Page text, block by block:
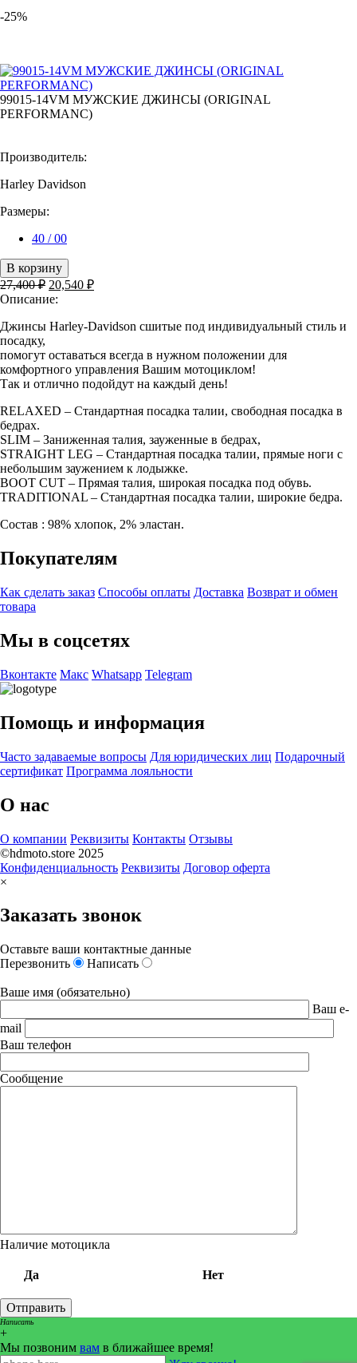
-25%
99015-14VM МУЖСКИЕ ДЖИНСЫ (ORIGINAL
PERFORMANC)
Производитель:
Harley Davidson
Размеры:
40 / 00
В корзину
27,400₽ 20,540 ₽
Описание:
Джинсы Harley-Davidson сшитые под индивидуальный стиль и
посадку,
помогут оставаться всегда в нужном положении для
комфортного управления Вашим мотоциклом!
Так и отлично подойдут на каждый день!
RELAXED – Стандартная посадка талии, свободная посадка в
бедрах.
SLIM – Заниженная талия, зауженные в бедрах,
STRAIGHT LEG – Стандартная посадка талии, прямые ноги с
небольшим заужением к лодыжке.
BOOT CUT – Прямая талия, широкая посадка под обувь.
TRADITIONAL – Стандартная посадка талии, широкие бедра.
Состав : 98% хлопок, 2% эластан.
Покупателям
Как сделать заказ Способы оплаты Доставка Возврат и обмен
товара
Мы в соцсетях
Вконтакте Макс Whatsapp Telegram
Помощь и информация
Часто задаваемые вопросы Для юридических лиц Подарочный
сертификат Программа лояльности
О нас
О компании Реквизиты Контакты Отзывы
©hdmoto.store 2025
Конфиденциальность Реквизиты Договор оферта
×
Заказать звонок
Оставьте ваши контактные данные
Перезвонить
Написать
Ваше имя (обязательно)
Ваш e-
mail
Ваш телефон
Сообщение
Наличие мотоцикла
Да Нет
Написать
+
Мы позвоним вам в ближайшее время!